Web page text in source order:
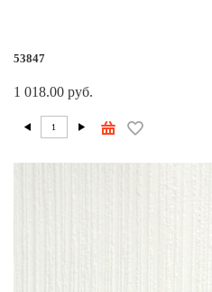
53847
1 018.00 руб.